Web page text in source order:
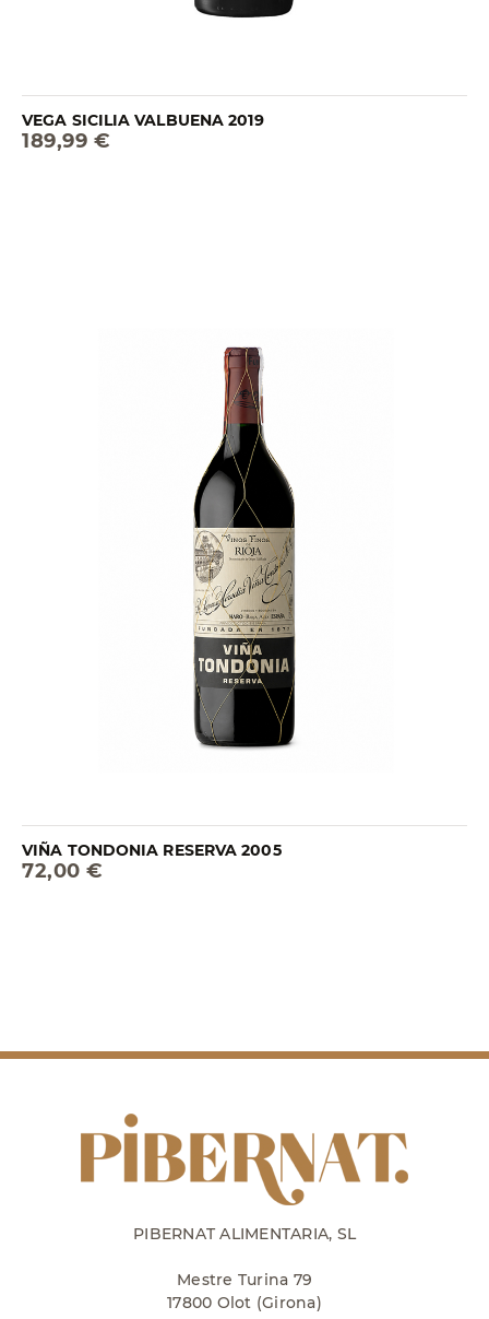
VEGA SICILIA VALBUENA 2019
189,99 €
VIÑA TONDONIA RESERVA 2005
72,00 €
PIBERNAT ALIMENTARIA, SL
Mestre Turina 79
17800 Olot (Girona)